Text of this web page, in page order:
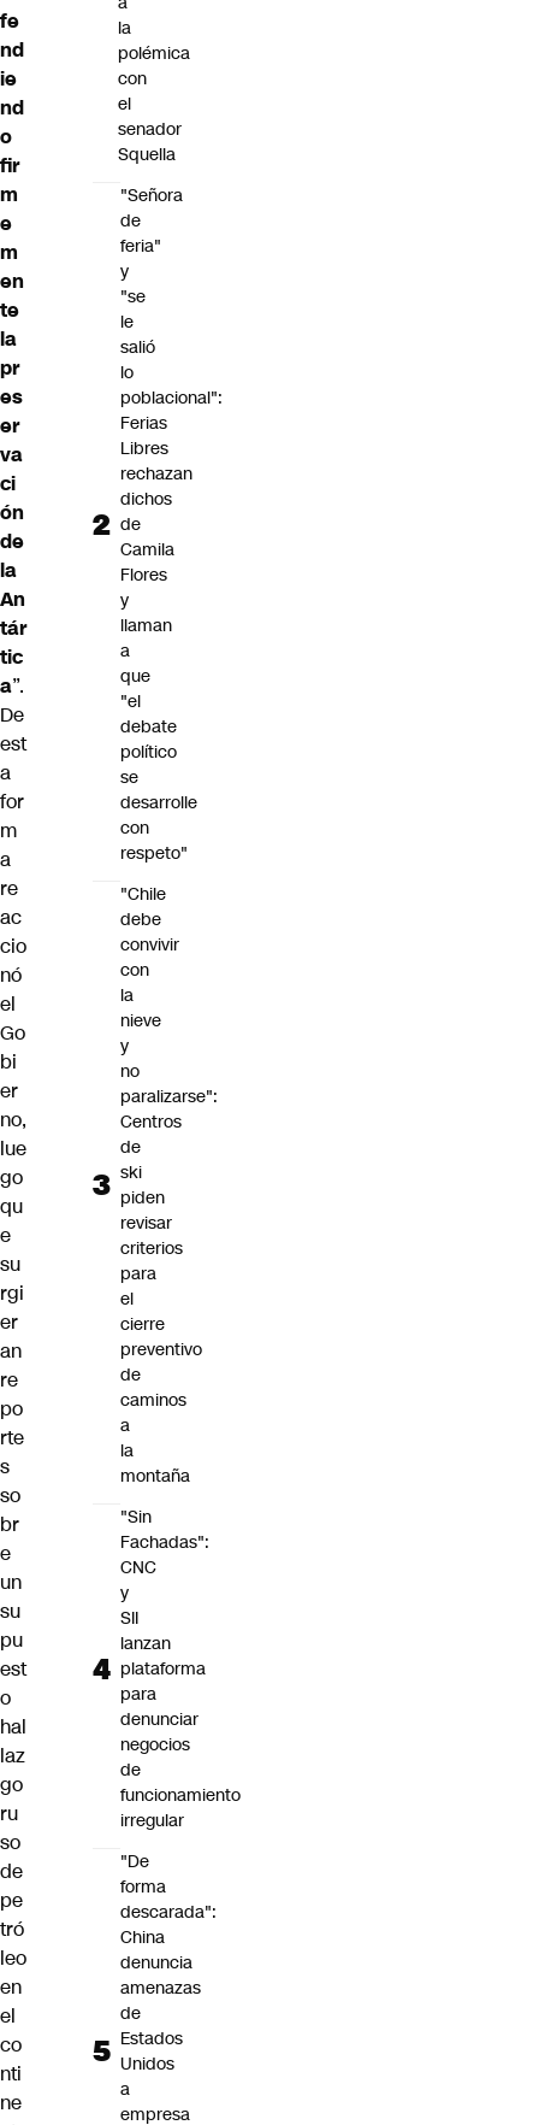
fe
nd
ie
nd
o
fir
m
e
m
en
te
la
pr
es
er
va
ci
ón
de
la
An
tár
tic
a”.
De
est
a
for
m
a
re
ac
cio
nó
el
Go
bi
er
no,
lue
go
qu
e
su
rgi
er
an
re
po
rte
s
so
br
e
un
su
pu
est
o
hal
laz
go
ru
so
de
pe
tró
leo
en
el
co
nti
ne
la
polémica
con
el
senador
Squella
"Señora
de
feria"
y
"se
le
salió
lo
poblacional":
Ferias
Libres
rechazan
dichos
de
Camila
Flores
y
llaman
a
que
"el
debate
político
se
desarrolle
con
respeto"
"Chile
debe
convivir
con
la
nieve
y
no
paralizarse":
Centros
de
ski
piden
revisar
criterios
para
el
cierre
preventivo
de
caminos
a
la
montaña
"Sin
Fachadas":
CNC
y
SII
lanzan
plataforma
para
denunciar
negocios
de
funcionamiento
irregular
"De
forma
descarada":
China
denuncia
amenazas
de
Estados
Unidos
a
empresa